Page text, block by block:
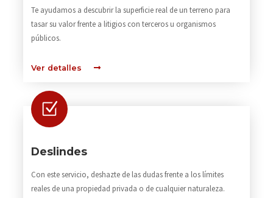
Te ayudamos a descubrir la superficie real de un terreno para
tasar su valor frente a litigios con terceros u organismos
públicos.
Ver detalles
Deslindes
Con este servicio, deshazte de las dudas frente a los límites
reales de una propiedad privada o de cualquier naturaleza.